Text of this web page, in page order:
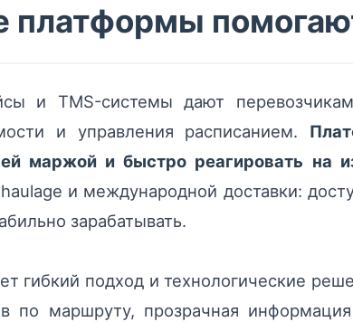
платформы
и TMS-системы дают
и управления расписанием.
маржой и быстро реагировать на
и международной доставки:
зарабатывать.
гибкий подход и технологические
по маршруту, прозрачная